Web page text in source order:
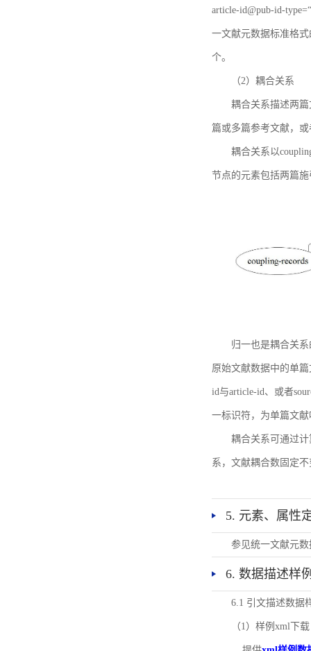
article-id@pub-id-
一文献元数据标准格
个。
（2）耦合关系
耦合关系描述两
篇或多篇参考文献，
耦合关系以
节点的元素包括两篇
归一也是耦合关
原始文献数据中的单篇
id与article-id、或者
一标识符，为单篇文
耦合关系可通过
系，文献耦合数固定不
5. 元素、属性
参见统一文献元
6. 数据描述样
6.1 引文描述数据
（1）样例xml下载